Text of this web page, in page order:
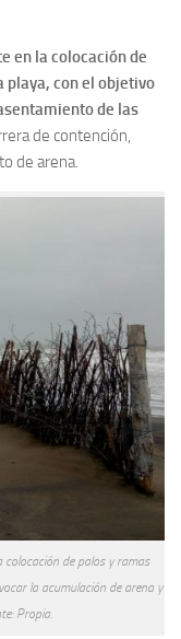
en la colocación de
playa, con el objetivo
de las
de contención,
de arena.
colocación de palos y ramas
la acumulación de arena y
Propia.